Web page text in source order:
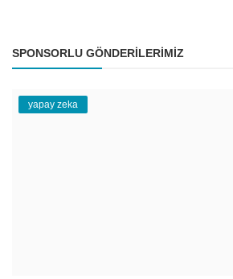
SPONSORLU GÖNDERILERIMIZ
yapay zeka